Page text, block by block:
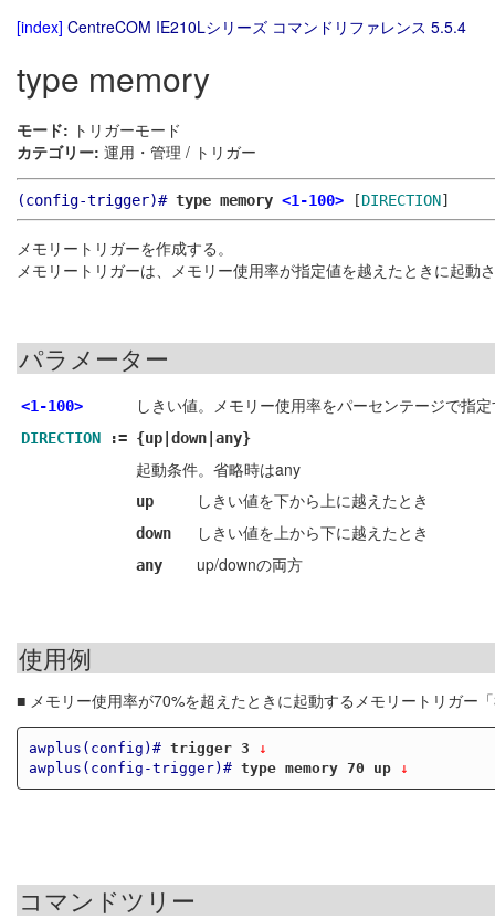
[index] CentreCOM IE210Lシリーズ コマンドリファレンス 5.5.4
type memory
モード: トリガーモード
カテゴリー: 運用・管理 / トリガー
(config-trigger)# type memory <1-100> [DIRECTION]
メモリートリガーを作成する。
メモリートリガーは、メモリー使用率が指定値を越えたときに起動
パラメーター
<1-100> しきい値。メモリー使用率をパーセンテージで指
DIRECTION := {up|down|any}
起動条件。省略時はany
up しきい値を下から上に越えたとき
down しきい値を上から下に越えたとき
any up/downの両方
使用例
■ メモリー使用率が70%を超えたときに起動するメモリートリガー
awplus(config)# trigger 3 ↓
awplus(config-trigger)# type memory 70 up ↓
コマンドツリー